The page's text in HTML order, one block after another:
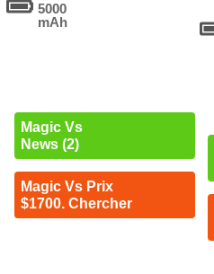
5000
mAh
Magic Vs
News (2)
Magic Vs Prix
$1700. Chercher